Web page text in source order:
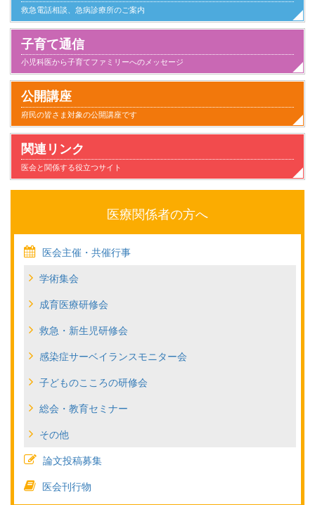
救急電話相談、急病診療所のご案内
子育て通信
小児科医から子育てファミリーへのメッセージ
小児科とのつきあい方
子供が病気になったとき家庭でのケアと心得
家族とのかかわり
日常生活
気になること
健康にすごすために
事故と安全
病気のこと
公開講座
府民の皆さま対象の公開講座です
関連リンク
医会と関係する役立つサイト
医療関係者の方へ
医会主催・共催行事
学術集会
成育医療研修会
救急・新生児研修会
感染症サーベイランスモニター会
子どものこころの研修会
総会・教育セミナー
その他
論文投稿募集
医会刊行物